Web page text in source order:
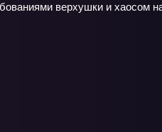
верхушки и хаосом